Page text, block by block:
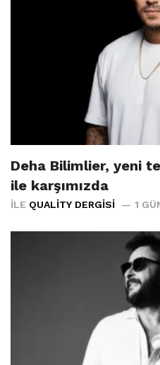
Deha Bilimlier, yeni
ile karşımızda
İLE QUALITY DERGISI 1